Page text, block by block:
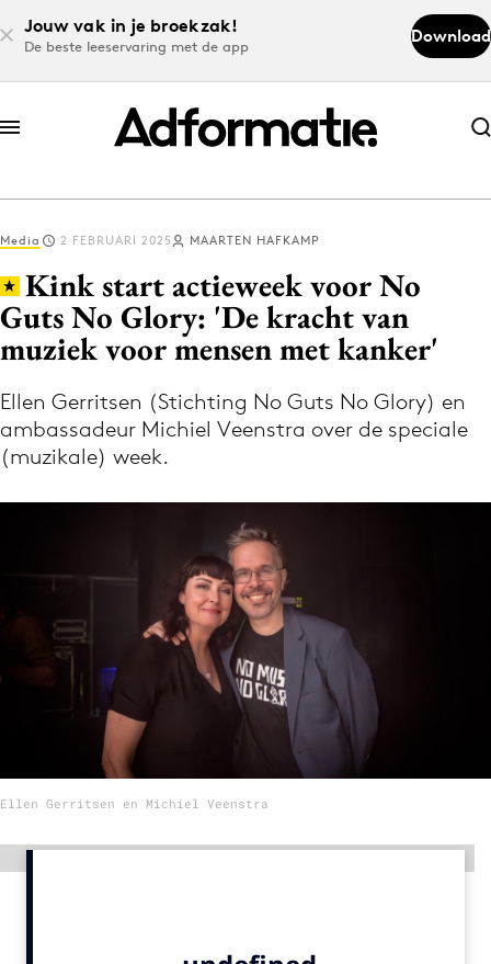
Jouw vak in je broekzak!
De beste leeservaring met de app
Download
Abonneer nu
Abonneer nu
Log in
Download de app
Volg het laatste nieuws via de Adformatie
Nieuws app
Menu
Home
9 sept: GenAI-training
12 nov: MarketingLive!
Academy
Media 2 FEBRUARI 2025 MAARTEN HAFKAMP
Kink start actieweek voor No
Guts No Glory: 'De kracht van
muziek voor mensen met kanker'
Ellen Gerritsen (Stichting No Guts No Glory) en
ambassadeur Michiel Veenstra over de speciale
(muzikale) week.
Ellen Gerritsen en Michiel Veenstra